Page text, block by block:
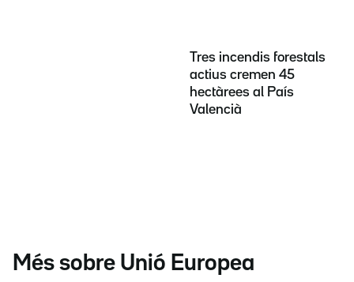
Tres incendis forestals
actius cremen 45
hectàrees al País
Valencià
Més sobre Unió Europea